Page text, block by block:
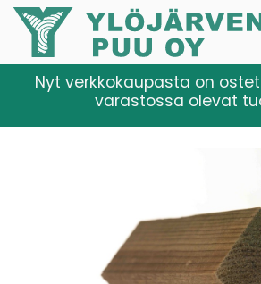
Nyt verkkokaupasta on
varastossa olevat